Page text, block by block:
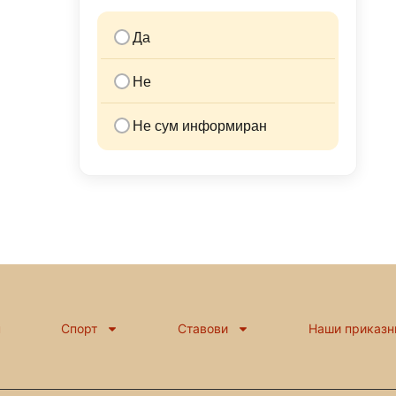
Да
Не
Не сум информиран
Спорт Ставови Наши